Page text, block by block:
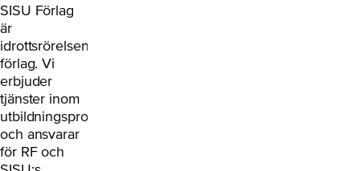
SISU Förlag
är
idrottsrörelsens
förlag. Vi
erbjuder
tjänster inom
utbildningsproduktion
och ansvarar
för RF och